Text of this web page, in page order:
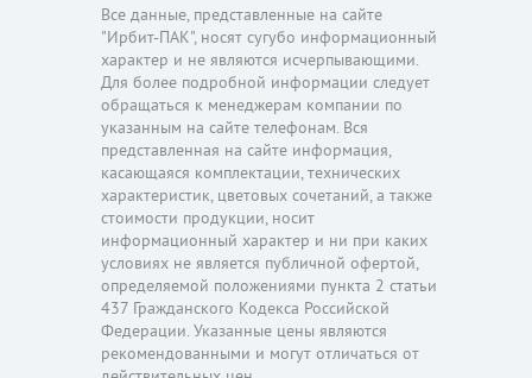
Все данные, представленные на сайте
"Ирбит-ПАК", носят сугубо информационный
характер и не являются исчерпывающими.
Для более подробной информации следует
обращаться к менеджерам компании по
указанным на сайте телефонам. Вся
представленная на сайте информация,
касающаяся комплектации, технических
характеристик, цветовых сочетаний, а также
стоимости продукции, носит
информационный характер и ни при каких
условиях не является публичной офертой,
определяемой положениями пункта 2 статьи
437 Гражданского Кодекса Российской
Федерации. Указанные цены являются
рекомендованными и могут отличаться от